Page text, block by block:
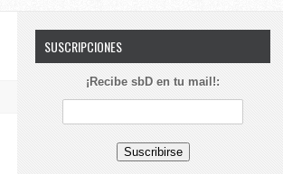
SUSCRIPCIONES
¡Recibe sbD en tu mail!: